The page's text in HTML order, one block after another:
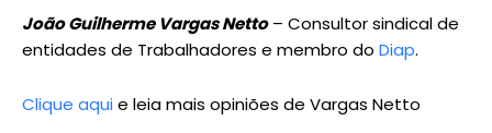
João Guilherme Vargas Netto– Consultor sindical de
entidades de Trabalhadores e membro do Diap.
Clique aquie leia mais opiniões de Vargas Netto